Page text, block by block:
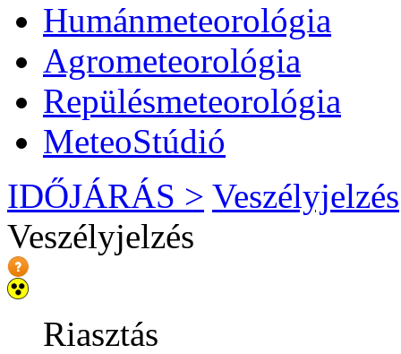
Humánmeteorológia
Agrometeorológia
Repülésmeteorológia
MeteoStúdió
IDŐJÁRÁS > Veszélyjelzés
Veszélyjelzés
Riasztás